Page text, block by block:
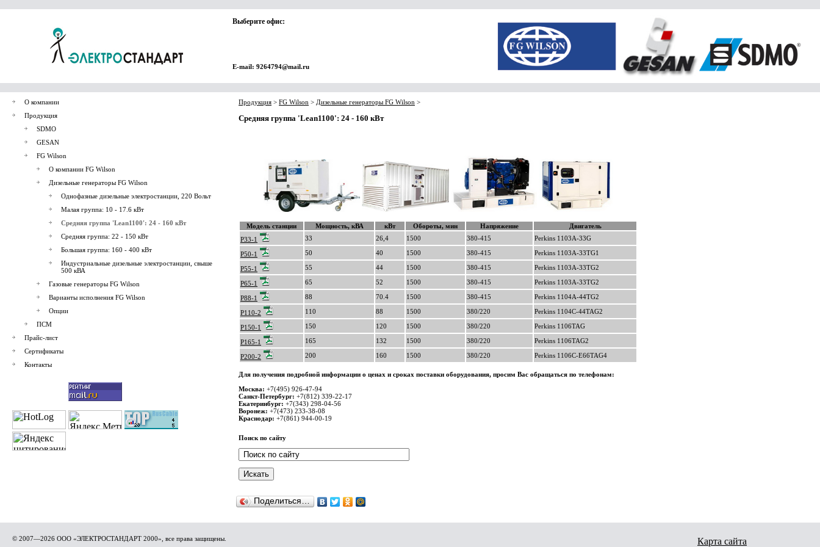
Выберите офис:
E-mail: 9264794@mail.ru
О компании
Продукция
SDMO
GESAN
FG Wilson
О компании FG Wilson
Дизельные генераторы FG Wilson
Однофазные дизельные электростанции, 220 Вольт
Малая группа: 10 - 17.6 кВт
Средняя группа 'Lean1100': 24 - 160 кВт
Средняя группа: 22 - 150 кВт
Большая группа: 160 - 400 кВт
Индустриальные дизельные электростанции, свыше
500 кВА
Газовые генераторы FG Wilson
Варианты исполнения FG Wilson
Опции
ПСМ
Прайс-лист
Сертификаты
Контакты
Продукция > FG Wilson > Дизельные генераторы FG Wilson >
Средняя группа 'Lean1100': 24 - 160 кВт
Модель станции Мощность, кВА кВт Обороты, мин Напряжение
Двигатель
P33-1
33 26,4 1500 380-415 Perkins 1103A-33G
P50-1 50 40 1500 380-415 Perkins 1103A-33TG1
P55-1 55 44 1500 380-415 Perkins 1103A-33TG2
P65-1 65 52 1500 380-415 Perkins 1103A-33TG2
P88-1 88 70.4 1500 380-415 Perkins 1104A-44TG2
P110-2 110 88 1500 380/220 Perkins 1104C-44TAG2
P150-1 150 120 1500 380/220 Perkins 1106TAG
P165-1 165 132 1500 380/220 Perkins 1106TAG2
P200-2 200 160 1500 380/220 Perkins 1106C-E66TAG4
Для получения подробной информации о ценах и сроках поставки оборудования, просим Вас обращаться по телефонам:
Москва: +7(495) 926-47-94
Санкт-Петербург: +7(812) 339-22-17
Екатеринбург: +7(343) 298-04-56
Воронеж: +7(473) 233-38-08
Краснодар: +7(861) 944-00-19
Поиск по сайту
Поделиться…
© 2007—2026 ООО «ЭЛЕКТРОСТАНДАРТ 2000», все права защищены. Карта сайта